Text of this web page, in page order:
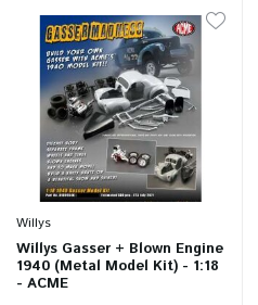
Willys
Willys Gasser + Blown Engine
1940 (Metal Model Kit) - 1:18
- ACME